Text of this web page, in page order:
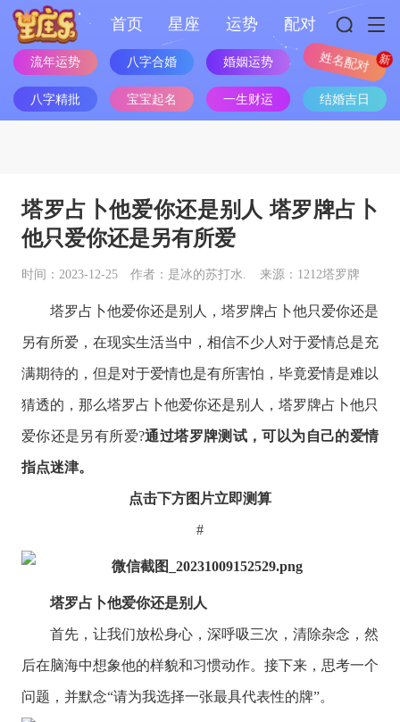
首页 星座 运势 配对
流年运势 八字合婚 婚姻运势 姓名配对
八字精批 宝宝起名 一生财运 结婚吉日
塔罗占卜他爱你还是别人 塔罗牌占卜
他只爱你还是另有所爱
时间：2023-12-25 作者：是冰的苏打水. 来源：1212塔罗牌
塔罗占卜他爱你还是别人，塔罗牌占卜他只爱你还是
另有所爱，在现实生活当中，相信不少人对于爱情总是充
满期待的，但是对于爱情也是有所害怕，毕竟爱情是难以
猜透的，那么塔罗占卜他爱你还是别人，塔罗牌占卜他只
爱你还是另有所爱?通过塔罗牌测试，可以为自己的爱情
指点迷津。
点击下方图片立即测算
#
塔罗占卜他爱你还是别人
首先，让我们放松身心，深呼吸三次，清除杂念，然
后在脑海中想象他的样貌和习惯动作。接下来，思考一个
问题，并默念“请为我选择一张最具代表性的牌”。